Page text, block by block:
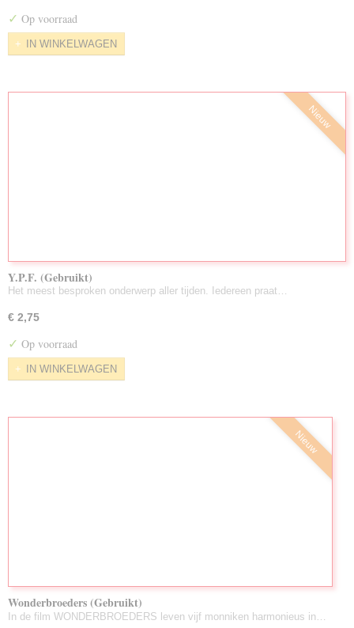
LuisterBoeken Gebruikt
Zeldzame DVD's
✓ Op voorraad
IN WINKELWAGEN
Nieuw
Y.P.F. (Gebruikt)
Het meest besproken onderwerp aller tijden. Iedereen praat…
€ 2,75
✓ Op voorraad
IN WINKELWAGEN
Nieuw
Wonderbroeders (Gebruikt)
In de film WONDERBROEDERS leven vijf monniken harmonieus in…